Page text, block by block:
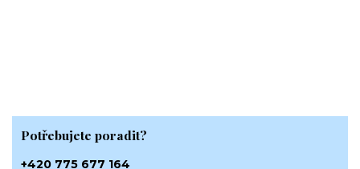
Potřebujete poradit?
+420 775 677 164